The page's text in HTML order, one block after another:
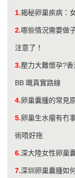
1.揭秘卵巢疾病：
2.哪些情況需要做
注意了！
3.壓力大難懷孕?
BB 嘅真實路線
4.卵巢囊腫的常見
5.卵巢生水瘤有冇
術唔好拖
6.深大陸女性卵巢
7.深圳卵巢囊腫如